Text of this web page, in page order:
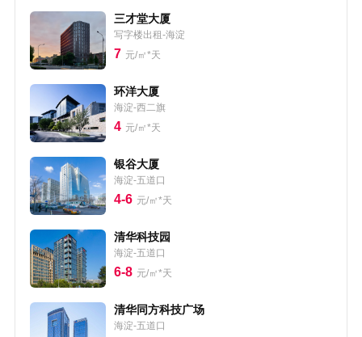
三才堂大厦
写字楼出租-海淀
7 元/㎡*天
环洋大厦
海淀-西二旗
4 元/㎡*天
银谷大厦
海淀-五道口
4-6 元/㎡*天
清华科技园
海淀-五道口
6-8 元/㎡*天
清华同方科技广场
海淀-五道口